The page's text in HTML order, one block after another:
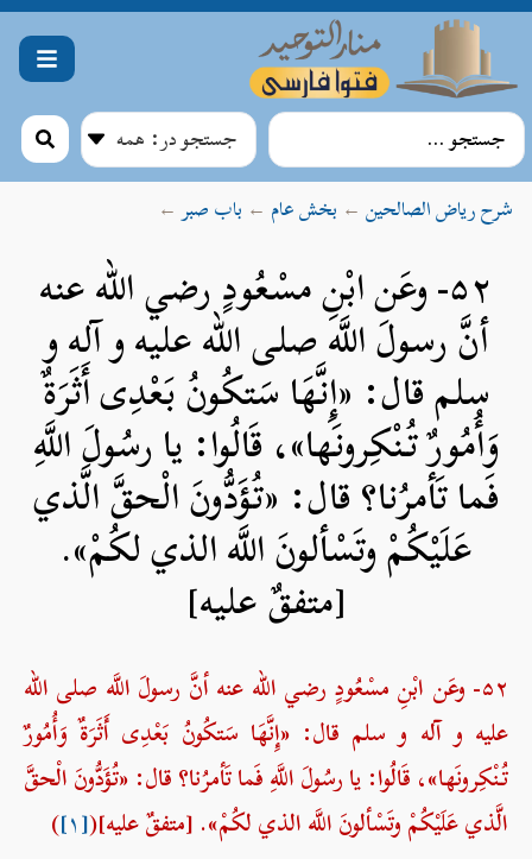
شرح ریاض الصالحین ← بخش عام ← باب صبر←
۵۲- وعَن ابْنِ مسْعُودٍ رضي الله عنه
أنَّ رسولَ اللَّه صلی الله علیه و آله و
سلم قال: «إِنَّهَا سَتكُونُ بَعْدِى أَثَرَةٌ
وَأُمُورٌ تُنْكِرونَها»، قَالُوا: يا رسُولَ اللَّهِ
فَما تَأمرُنا؟ قال: «تُؤَدُّونَ الْحقَّ الَّذي
عَلَيْكُمْ وتَسْألونَ اللَّه الذي لكُمْ».
[متفقٌ عليه]
۵۲- وعَن ابْنِ مسْعُودٍ رضي الله عنه أنَّ رسولَ اللَّه صلی الله
علیه و آله و سلم قال: «إِنَّهَا سَتكُونُ بَعْدِى أَثَرَةٌ وَأُمُورٌ
تُنْكِرونَها»، قَالُوا: يا رسُولَ اللَّهِ فَما تَأمرُنا؟ قال: «تُؤَدُّونَ الْحقَّ
الَّذي عَلَيْكُمْ وتَسْألونَ اللَّه الذي لكُمْ». [متفقٌ عليه]([۱] )